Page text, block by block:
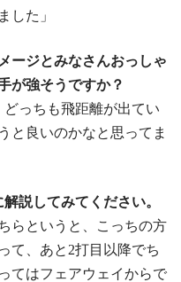
した」
ージとみなさんおっしゃ
が強そうですか？
どっちも飛距離が出てい
と良いのかなと思ってま
説してみてください。
らというと、こっちの方
て、あと2打目以降でち
てはフェアウェイからで